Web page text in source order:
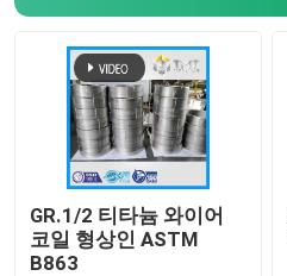
GR.1/2 티타늄 와이어
코일 형상인 ASTM
B863